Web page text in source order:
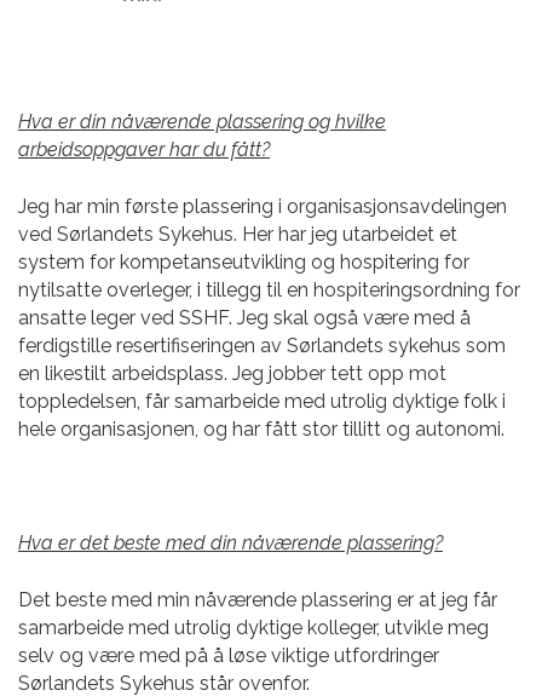
Hva er din nåværende plassering og hvilke
arbeidsoppgaver har du fått?
Jeg har min første plassering i organisasjonsavdelingen
ved Sørlandets Sykehus. Her har jeg utarbeidet et
system for kompetanseutvikling og hospitering for
nytilsatte overleger, i tillegg til en hospiteringsordning for
ansatte leger ved SSHF. Jeg skal også være med å
ferdigstille resertifiseringen av Sørlandets sykehus som
en likestilt arbeidsplass. Jeg jobber tett opp mot
toppledelsen, får samarbeide med utrolig dyktige folk i
hele organisasjonen, og har fått stor tillitt og autonomi.
Hva er det beste med din nåværende plassering?
Det beste med min nåværende plassering er at jeg får
samarbeide med utrolig dyktige kolleger, utvikle meg
selv og være med på å løse viktige utfordringer
Sørlandets Sykehus står ovenfor.